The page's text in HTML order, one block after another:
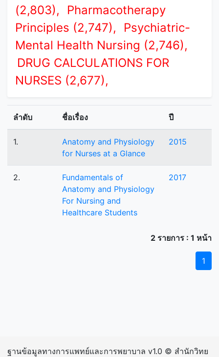
(2,803),
Pharmacotherapy
Principles (2,747),
Psychiatric-
Mental Health Nursing (2,746),
DRUG CALCULATIONS FOR
NURSES (2,677),
ลำดับ ชื่อเรื่อง ปี
1.
Anatomy and Physiology
for Nurses at a Glance
2015
2.
Fundamentals of
Anatomy and Physiology
For Nursing and
Healthcare Students
2017
2 รายการ : 1 หน้า
1
ฐานข้อมูลทางการแพทย์และการพยาบาล v1.0 © สำนักวิทย